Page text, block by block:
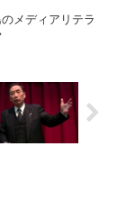
メディアリテラ